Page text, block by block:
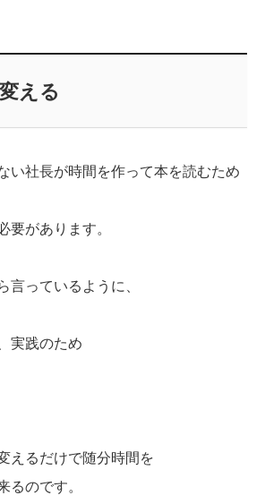
える
い社長が時間を作って本を読むため
要があります。
言っているように、
実践のため
えるだけで随分時間を
るのです。